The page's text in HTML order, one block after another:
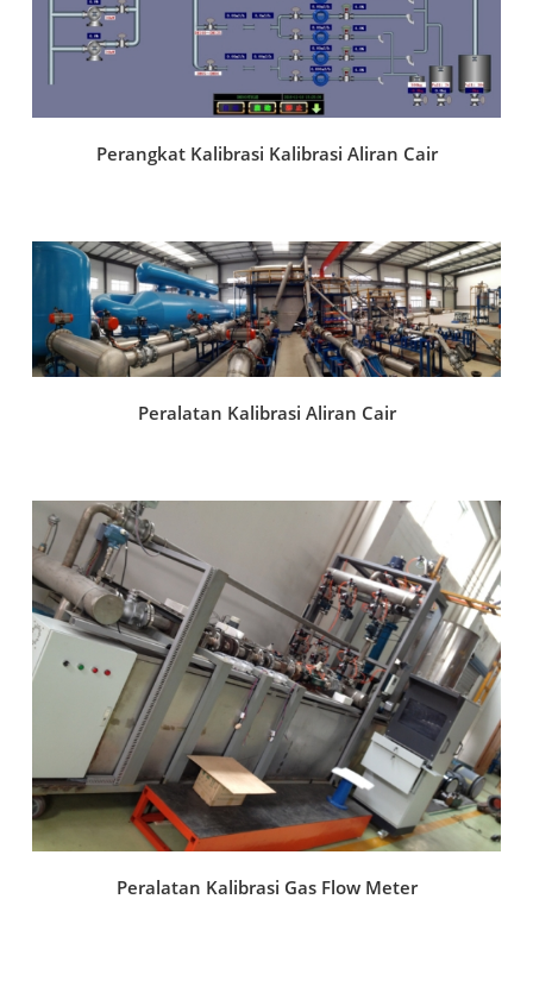
Perangkat Kalibrasi Kalibrasi Aliran Cair
Peralatan Kalibrasi Aliran Cair
Peralatan Kalibrasi Gas Flow Meter